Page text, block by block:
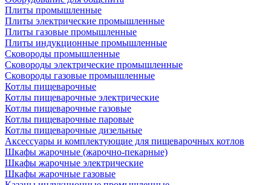
Плиты промышленные
Плиты электрические промышленные
Плиты газовые промышленные
Плиты индукционные промышленные
Сковороды промышленные
Сковороды электрические промышленные
Сковороды газовые промышленные
Котлы пищеварочные
Котлы пищеварочные электрические
Котлы пищеварочные газовые
Котлы пищеварочные паровые
Котлы пищеварочные дизельные
Аксессуары и комплектующие для пищеварочных котлов
Шкафы жарочные (жарочно-пекарные)
Шкафы жарочные электрические
Шкафы жарочные газовые